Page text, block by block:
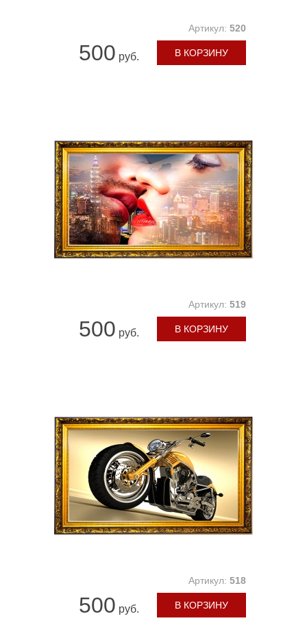
Артикул: 520
500 руб. В КОРЗИНУ
Артикул: 519
500 руб. В КОРЗИНУ
Артикул: 518
500 руб. В КОРЗИНУ